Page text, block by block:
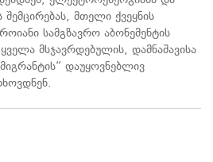
შემცირებას, მთელი ქვეყნის
სამგზავრო აბონემენტის
მსჯავრდებულის, დამნაშავისა
დაუყოვნებლივ